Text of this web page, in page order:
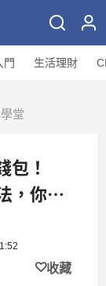
門 生活理財
堂
包！
，你做
收藏